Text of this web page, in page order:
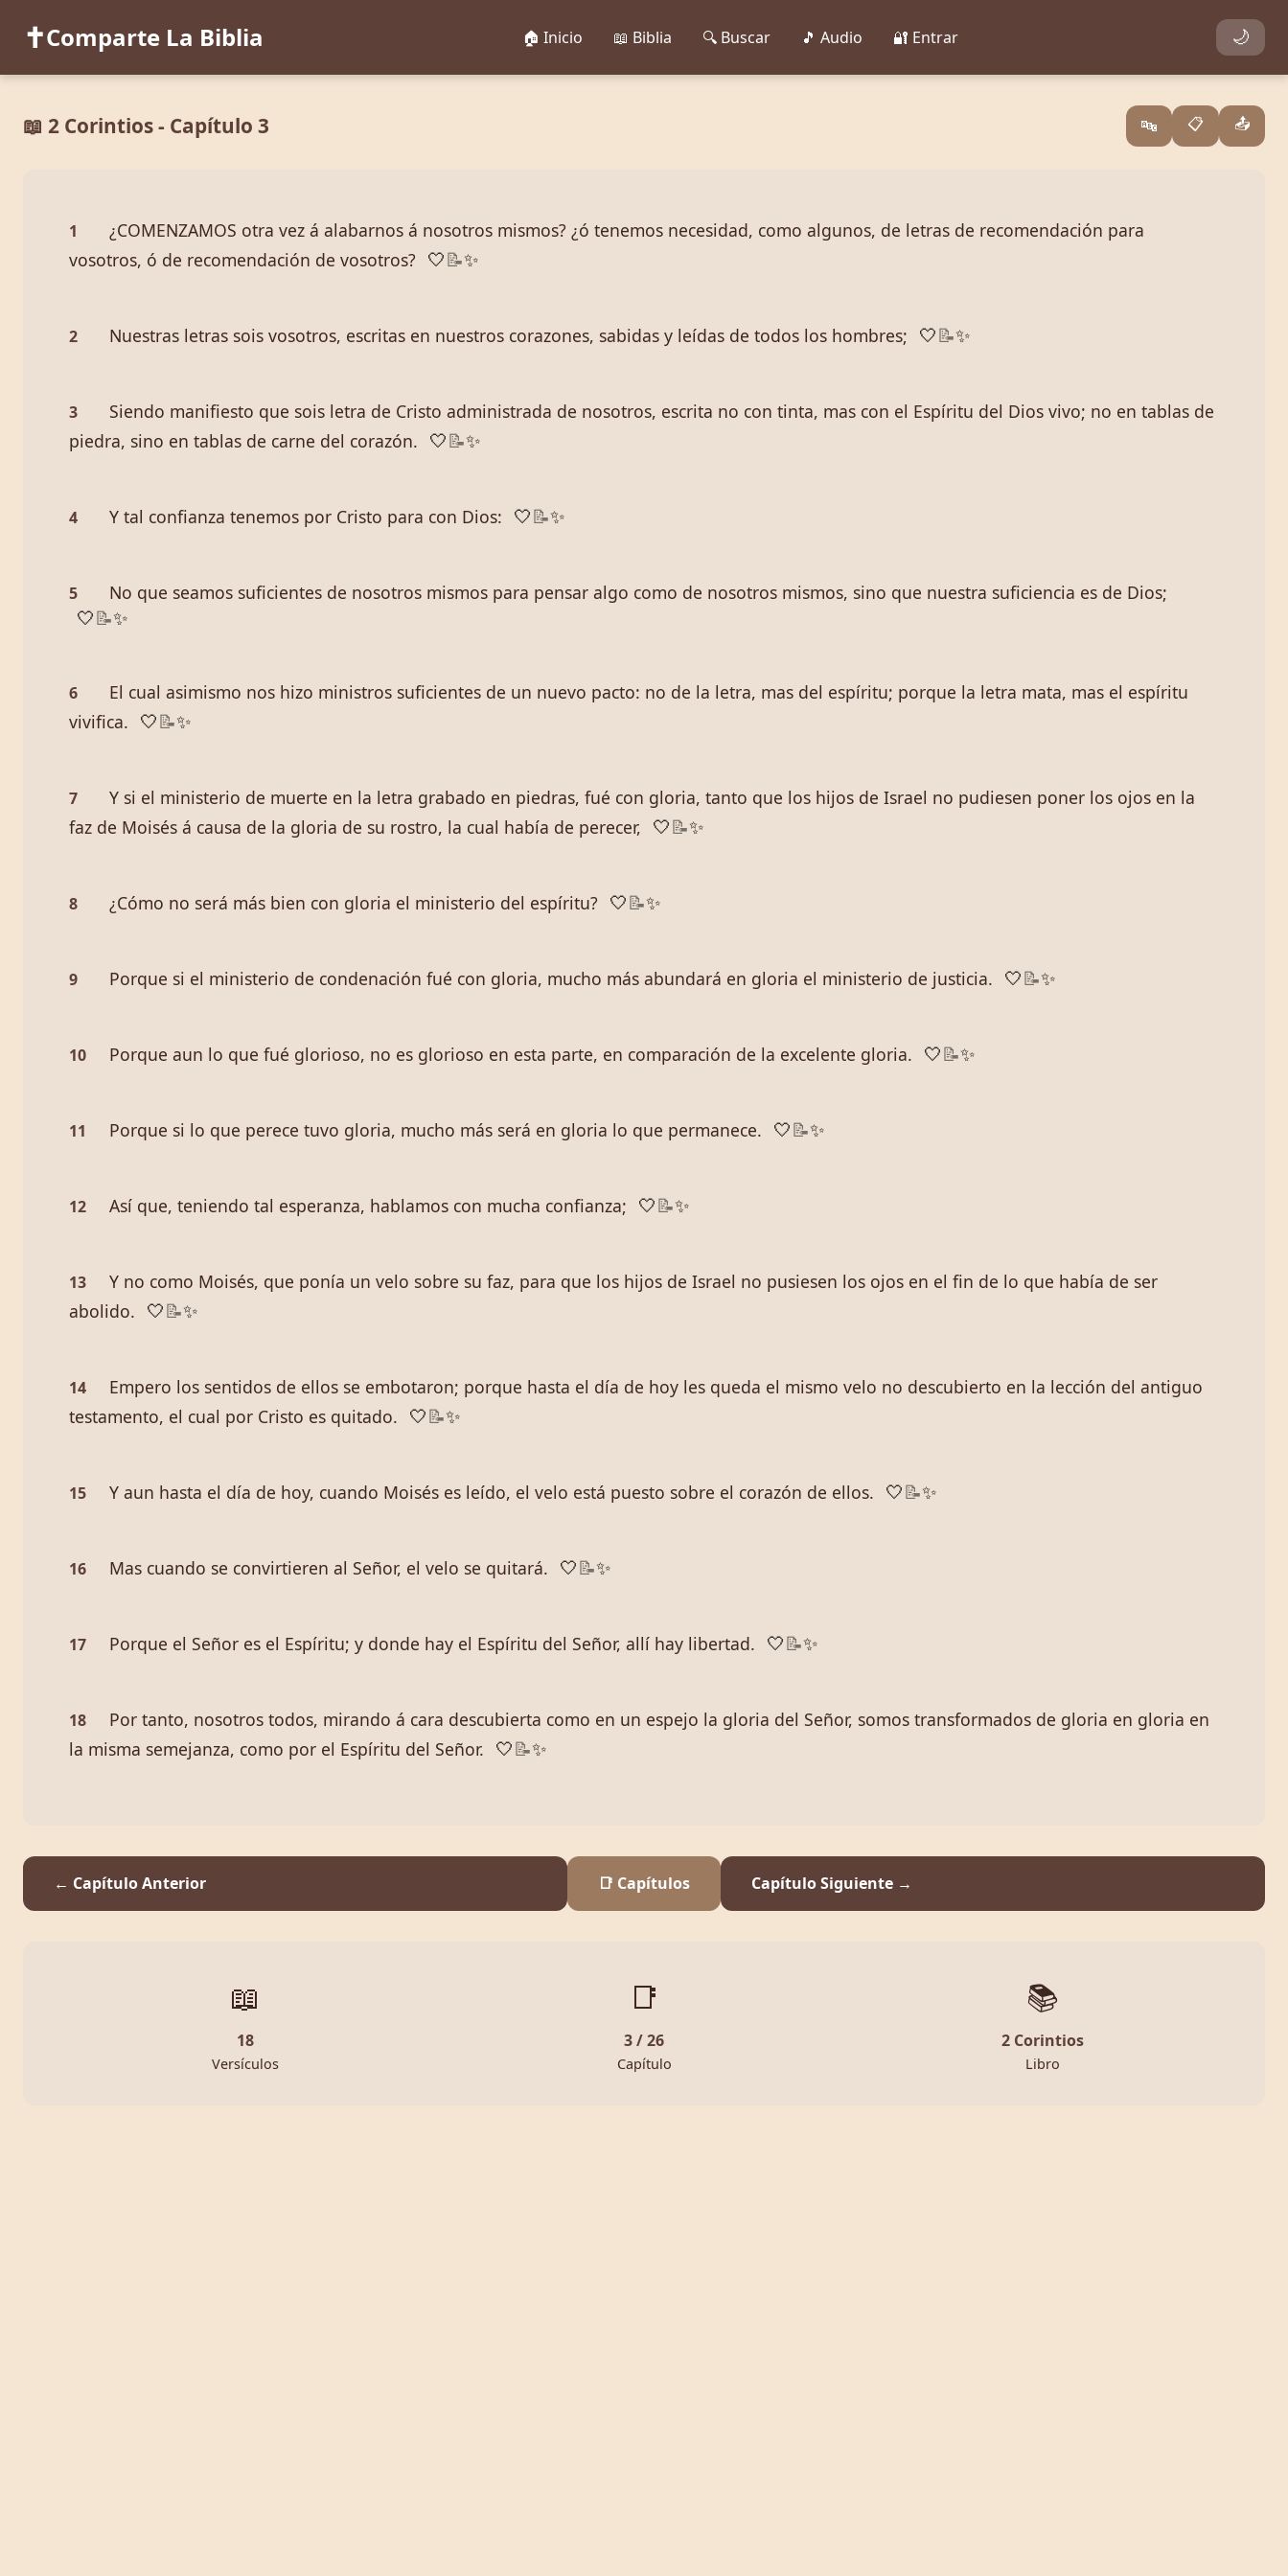
✝️Comparte La Biblia 🏠 Inicio 📖 Biblia 🔍 Buscar 🎵 Audio 🔐 Entrar 🌙
📖 2 Corintios - Capítulo 3 🔤 📋 📤
1
¿COMENZAMOS otra vez á alabarnos á nosotros mismos? ¿ó tenemos necesidad, como algunos, de letras de recomendación para
vosotros, ó de recomendación de vosotros?
🤍 📝✨
2 Nuestras letras sois vosotros, escritas en nuestros corazones, sabidas y leídas de todos los hombres; 🤍 📝✨
3
Siendo manifiesto que sois letra de Cristo administrada de nosotros, escrita no con tinta, mas con el Espíritu del Dios vivo; no en tablas de
piedra, sino en tablas de carne del corazón.
🤍 📝✨
4 Y tal confianza tenemos por Cristo para con Dios: 🤍 📝✨
5 No que seamos suficientes de nosotros mismos para pensar algo como de nosotros mismos, sino que nuestra suficiencia es de Dios;
🤍 📝✨
6
El cual asimismo nos hizo ministros suficientes de un nuevo pacto: no de la letra, mas del espíritu; porque la letra mata, mas el espíritu
vivifica.
🤍 📝✨
7
Y si el ministerio de muerte en la letra grabado en piedras, fué con gloria, tanto que los hijos de Israel no pudiesen poner los ojos en la
faz de Moisés á causa de la gloria de su rostro, la cual había de perecer,
🤍 📝✨
8 ¿Cómo no será más bien con gloria el ministerio del espíritu? 🤍 📝✨
9 Porque si el ministerio de condenación fué con gloria, mucho más abundará en gloria el ministerio de justicia. 🤍 📝✨
10 Porque aun lo que fué glorioso, no es glorioso en esta parte, en comparación de la excelente gloria. 🤍 📝✨
11 Porque si lo que perece tuvo gloria, mucho más será en gloria lo que permanece. 🤍 📝✨
12 Así que, teniendo tal esperanza, hablamos con mucha confianza; 🤍 📝✨
13
Y no como Moisés, que ponía un velo sobre su faz, para que los hijos de Israel no pusiesen los ojos en el fin de lo que había de ser
abolido.
🤍 📝✨
14
Empero los sentidos de ellos se embotaron; porque hasta el día de hoy les queda el mismo velo no descubierto en la lección del antiguo
testamento, el cual por Cristo es quitado.
🤍 📝✨
15 Y aun hasta el día de hoy, cuando Moisés es leído, el velo está puesto sobre el corazón de ellos. 🤍 📝✨
16 Mas cuando se convirtieren al Señor, el velo se quitará. 🤍 📝✨
17 Porque el Señor es el Espíritu; y donde hay el Espíritu del Señor, allí hay libertad. 🤍 📝✨
18
Por tanto, nosotros todos, mirando á cara descubierta como en un espejo la gloria del Señor, somos transformados de gloria en gloria en
la misma semejanza, como por el Espíritu del Señor.
🤍 📝✨
← Capítulo Anterior 📑 Capítulos Capítulo Siguiente →
📖
18
Versículos
📑
3 / 26
Capítulo
📚
2 Corintios
Libro